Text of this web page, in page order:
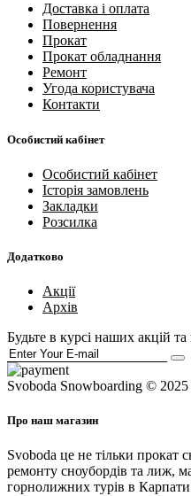
Доставка і оплата
Повернення
Прокат
Прокат обладнання
Ремонт
Угода користувача
Контакти
Особистий кабінет
Особистий кабінет
Історія замовлень
Закладки
Розсилка
Додатково
Акції
Архів
Будьте в курсі наших акцій
Svoboda Snowboarding © 2025
Про наш магазин
Svoboda це не тільки прокат
ремонту сноубордів та лиж,
горнолижних турів в